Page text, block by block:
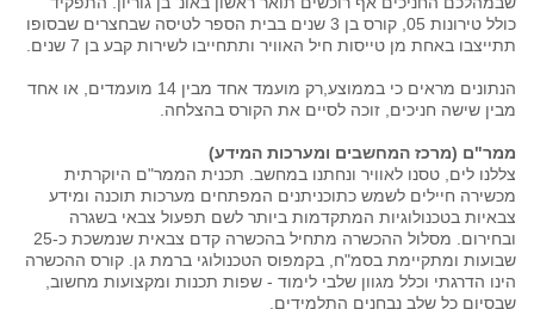
כולל טירונות 05, קורס בן 3 שנים בבית הספר לטיסה שבחצרים שבסופו
תתייצבו באחת מן טייסות חיל האוויר ותתחייבו לשירות קבע בן 7 שנים.
הנתונים מראים כי בממוצע,רק מועמד אחד מבין 14 מועמדים, או אחד
מבין שישה חניכים, זוכה לסיים את הקורס בהצלחה.
ממר"ם (מרכז המחשבים ומערכות המידע)
צללנו לים, טסנו לאוויר ונחתנו במחשב. תכנית הממר"ם היוקרתית
מכשירה חיילים לשמש כתוכניתנים המפתחים מערכות תוכנה ומידע
צבאיות בטכנולוגיות המתקדמות ביותר לשם תפעול צבאי בשגרה
ובחירום. מסלול ההכשרה מתחיל בהכשרה קדם צבאית שנמשכת כ-25
שבועות ומתקיימת בסמ"ח, בקמפוס הטכנולוגי ברמת גן. קורס ההכשרה
הינו הדרגתי וכלל מגוון שלבי לימוד - שפות תכנות ומקצועות מחשוב,
שבסיום כל שלב נבחנים התלמידים.